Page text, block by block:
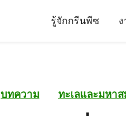
รู้จักกรีนพีซ
บทความ ทะเลและมหา